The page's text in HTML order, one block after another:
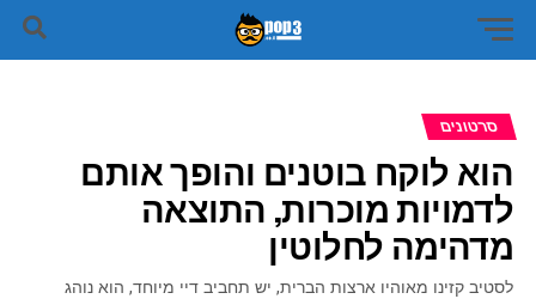
סרטונים
הוא לוקח בוטנים והופך אותם
לדמויות מוכרות, התוצאה
מדהימה לחלוטין
לסטיב קזינו מאוהיו ארצות הברית, יש תחביב דיי מיוחד, הוא נוהג